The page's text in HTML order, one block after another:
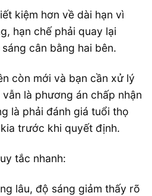
kiệm hơn về dài hạn vì
hạn chế phải quay lại
cân bằng hai bên.
còn mới và bạn cần xử lý
là phương án chấp nhận
là phải đánh giá tuổi thọ
trước khi quyết định.
tắc nhanh:
lâu, độ sáng giảm thấy rõ